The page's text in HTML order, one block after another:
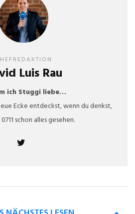
Luis Rau
ich Stuggi liebe…
Ecke entdeckst, wenn du denkst,
schon alles gesehen.